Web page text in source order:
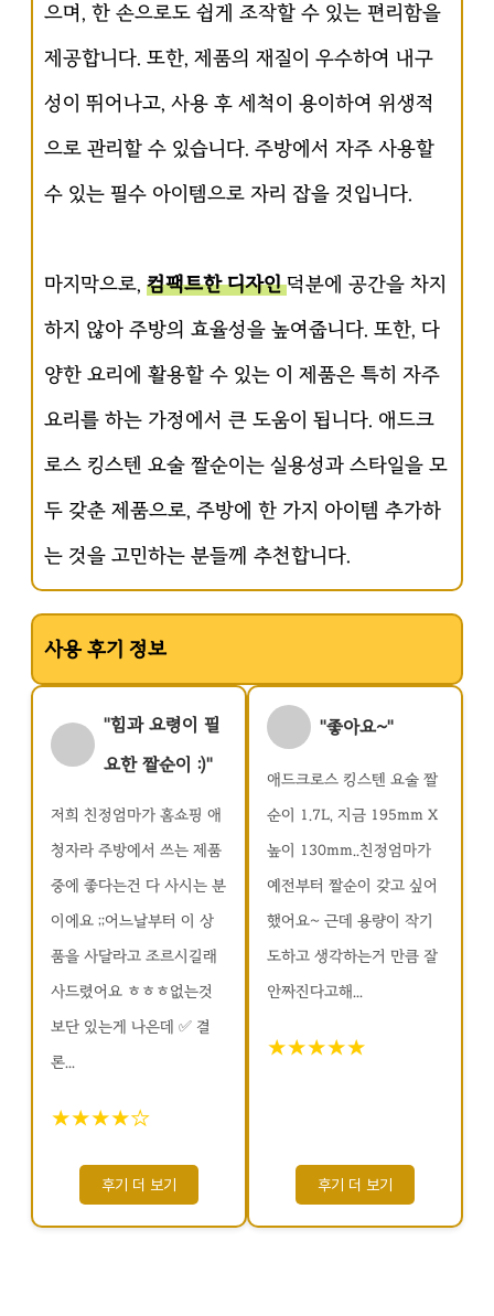
으며, 한 손으로도 쉽게 조작할 수 있는 편리함을
제공합니다. 또한, 제품의 재질이 우수하여 내구
성이 뛰어나고, 사용 후 세척이 용이하여 위생적
으로 관리할 수 있습니다. 주방에서 자주 사용할
수 있는 필수 아이템으로 자리 잡을 것입니다.
마지막으로, 컴팩트한 디자인덕분에 공간을 차지
하지 않아 주방의 효율성을 높여줍니다. 또한, 다
양한 요리에 활용할 수 있는 이 제품은 특히 자주
요리를 하는 가정에서 큰 도움이 됩니다. 애드크
로스 킹스텐 요술 짤순이는 실용성과 스타일을 모
두 갖춘 제품으로, 주방에 한 가지 아이템 추가하
는 것을 고민하는 분들께 추천합니다.
사용 후기 정보
"힘과 요령이 필
요한 짤순이 :)"
저희 친정엄마가 홈쇼핑 애
청자라 주방에서 쓰는 제품
중에 좋다는건 다 사시는 분
이에요 ;;어느날부터 이 상
품을 사달라고 조르시길래
사드렸어요 ㅎㅎㅎ없는것
보단 있는게 나은데 ✅ 결
론...
★★★★☆
후기 더 보기
"좋아요~"
애드크로스 킹스텐 요술 짤
순이 1.7L, 지금 195mm X
높이 130mm..친정엄마가
예전부터 짤순이 갖고 싶어
했어요~ 근데 용량이 작기
도하고 생각하는거 만큼 잘
안짜진다고해...
★★★★★
후기 더 보기